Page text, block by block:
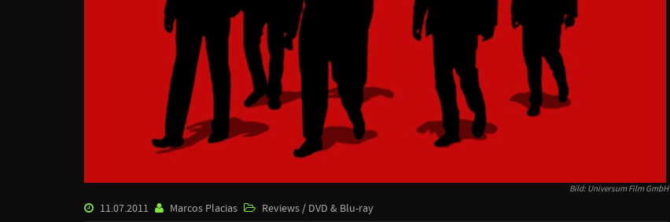
Bild: Universum Film GmbH
11.07.2011 Marcos Placias Reviews / DVD & Blu-ray